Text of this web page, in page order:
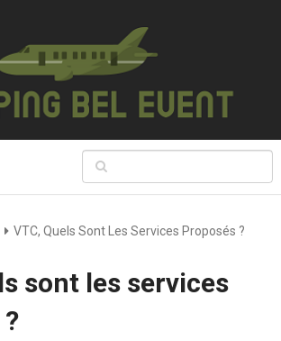
VTC, Quels Sont Les Services Proposés ?
sont les services